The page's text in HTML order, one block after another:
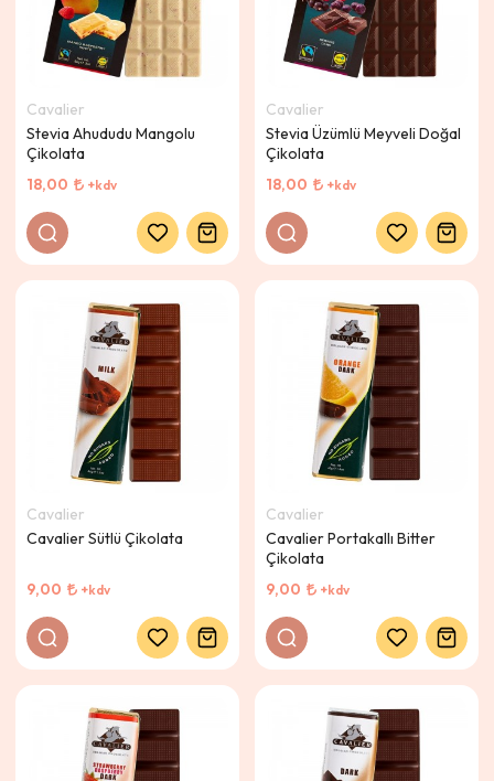
Cavalier
Stevia Ahududu Mangolu
Çikolata
18,00
+kdv
Cavalier
Stevia Üzümlü Meyveli Doğal
Çikolata
18,00
+kdv
Cavalier
Cavalier Sütlü Çikolata
9,00 +kdv
Cavalier
Cavalier Portakallı Bitter
Çikolata
9,00
+kdv